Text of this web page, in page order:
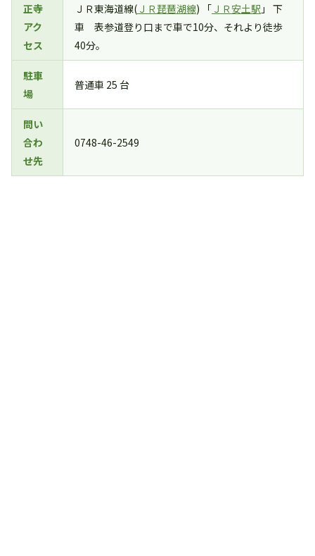
正寺
アク
セス
ＪＲ東海道線( ＪＲ琵琶湖線) 「 ＪＲ安土駅 」 下
車 表参道登り口まで車で10分、それより徒歩
40分。
駐車
場
普通車 25 台
問い
合わ
せ先
0748-46-2549